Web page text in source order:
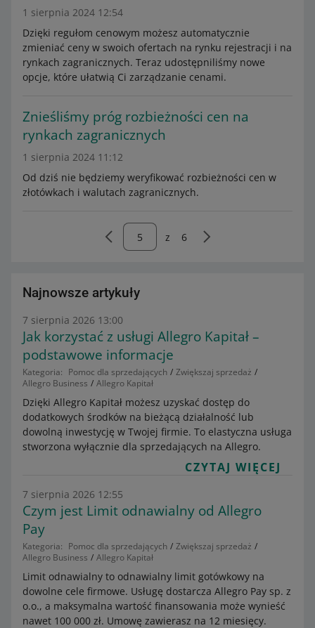
1 sierpnia 2024 12:54
Dzięki regułom cenowym możesz automatycznie
zmieniać ceny w swoich ofertach na rynku rejestracji i na
rynkach zagranicznych. Teraz udostępniliśmy nowe
opcje, które ułatwią Ci zarządzanie cenami.
Znieśliśmy próg rozbieżności cen na
rynkach zagranicznych
1 sierpnia 2024 11:12
Od dziś nie będziemy weryfikować rozbieżności cen w
złotówkach i walutach zagranicznych.
z 6
Najnowsze artykuły
7 sierpnia 2026 13:00
Jak korzystać z usługi Allegro Kapitał –
podstawowe informacje
Kategoria: Pomoc dla sprzedających
Zwiększaj sprzedaż
Allegro Business
Allegro Kapitał
Dzięki Allegro Kapitał możesz uzyskać dostęp do
dodatkowych środków na bieżącą działalność lub
dowolną inwestycję w Twojej firmie. To elastyczna usługa
stworzona wyłącznie dla sprzedających na Allegro.
CZYTAJ WIĘCEJ
7 sierpnia 2026 12:55
Czym jest Limit odnawialny od Allegro
Pay
Kategoria: Pomoc dla sprzedających
Zwiększaj sprzedaż
Allegro Business
Allegro Kapitał
Limit odnawialny to odnawialny limit gotówkowy na
dowolne cele firmowe. Usługę dostarcza Allegro Pay sp. z
o.o., a maksymalna wartość finansowania może wynieść
nawet 100 000 zł. Umowę zawierasz na 12 miesięcy.